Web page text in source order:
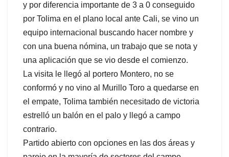
y por diferencia importante de 3 a 0 conseguido
por Tolima en el plano local ante Cali, se vino un
equipo internacional buscando hacer nombre y
con una buena nómina, un trabajo que se nota y
una aplicación que se vio desde el comienzo.
La visita le llegó al portero Montero, no se
conformó y no vino al Murillo Toro a quedarse en
el empate, Tolima también necesitado de victoria
estrelló un balón en el palo y llegó a campo
contrario.
Partido abierto con opciones en las dos áreas y